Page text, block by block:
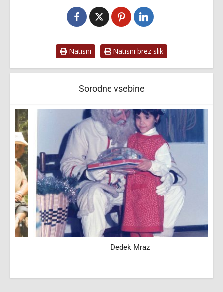
Natisni Natisni brez slik
Sorodne vsebine
Dedek Mraz